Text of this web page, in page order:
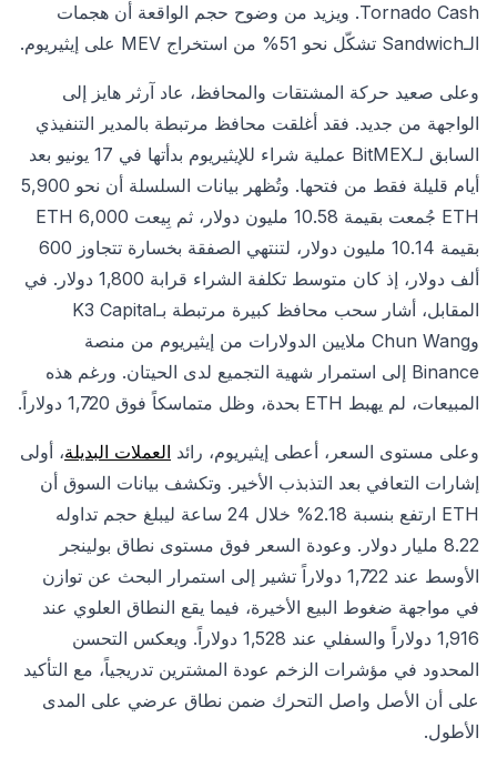
Tornado Cash. ويزيد من وضوح حجم الواقعة أن هجمات
الـSandwich تشكّل نحو 51% من استخراج MEV على إيثيريوم.
وعلى صعيد حركة المشتقات والمحافظ، عاد آرثر هايز إلى
الواجهة من جديد. فقد أغلقت محافظ مرتبطة بالمدير التنفيذي
السابق لـBitMEX عملية شراء للإيثيريوم بدأتها في 17 يونيو بعد
أيام قليلة فقط من فتحها. وتُظهر بيانات السلسلة أن نحو 5,900
ETH جُمعت بقيمة 10.58 مليون دولار، ثم بِيعت 6,000 ETH
بقيمة 10.14 مليون دولار، لتنتهي الصفقة بخسارة تتجاوز 600
ألف دولار، إذ كان متوسط تكلفة الشراء قرابة 1,800 دولار. في
المقابل، أشار سحب محافظ كبيرة مرتبطة بـK3 Capital
وChun Wang ملايين الدولارات من إيثيريوم من منصة
Binance إلى استمرار شهية التجميع لدى الحيتان. ورغم هذه
المبيعات، لم يهبط ETH بحدة، وظل متماسكاً فوق 1,720 دولاراً.
وعلى مستوى السعر، أعطى إيثيريوم، رائد العملات البديلة، أولى
إشارات التعافي بعد التذبذب الأخير. وتكشف بيانات السوق أن
ETH ارتفع بنسبة 2.18% خلال 24 ساعة ليبلغ حجم تداوله
8.22 مليار دولار. وعودة السعر فوق مستوى نطاق بولينجر
الأوسط عند 1,722 دولاراً تشير إلى استمرار البحث عن توازن
في مواجهة ضغوط البيع الأخيرة، فيما يقع النطاق العلوي عند
1,916 دولاراً والسفلي عند 1,528 دولاراً. ويعكس التحسن
المحدود في مؤشرات الزخم عودة المشترين تدريجياً، مع التأكيد
على أن الأصل واصل التحرك ضمن نطاق عرضي على المدى
الأطول.